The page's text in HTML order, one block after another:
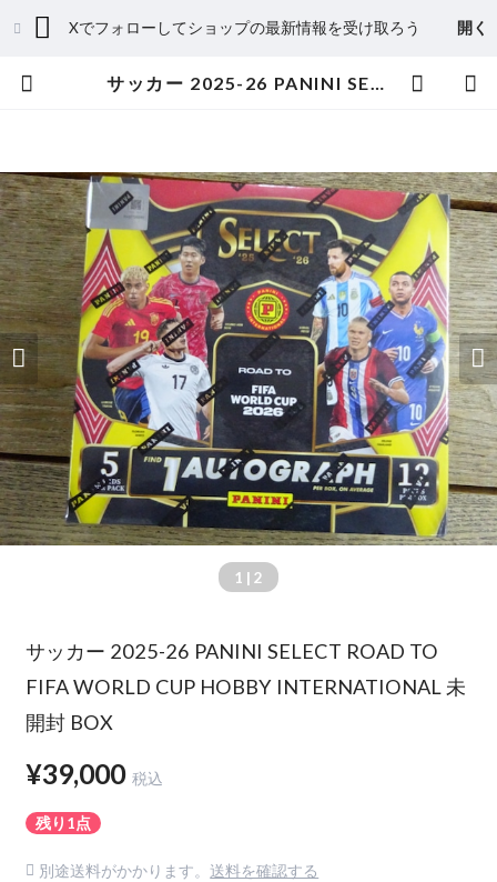
Xでフォローしてショップの最新情報を受け取ろう 開く
サッカー 2025-26 PANINI SELECT ROAD TO FIFA WORLD CUP HOBBY INTERNATIONAL 未開封 BOX | スポーツカードミントC&K本厚木店－オンラインショップ
1 | 2
サッカー 2025-26 PANINI SELECT ROAD TO
FIFA WORLD CUP HOBBY INTERNATIONAL 未
開封 BOX
¥39,000 税込
残り1点
別途送料がかかります。 送料を確認する